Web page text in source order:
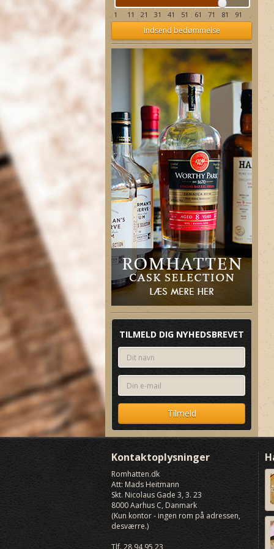
Ron Palma Mulata ELIXIR de
Saint-Etienne Rhum Vieux VO
1 11 21 31 41 51 61 71 81 91
Indsend bedømmelse
TILMELD DIG NYHEDSBREVET
Kontaktoplysninger
Romhatten.dk
Att: Mads Heitmann
Skt. Nicolaus Gade 3, 3. 23
8000Aarhus C, Danmark
(Kun kontor - ingen rom på adressen,
desværre.)
Tlf. 28 94 95 23